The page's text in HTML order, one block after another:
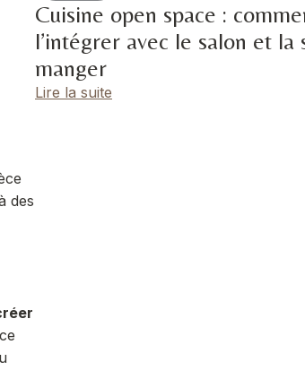
des
Cuisine open space :
l’intégrer avec le salon et la
manger
Lire la suite